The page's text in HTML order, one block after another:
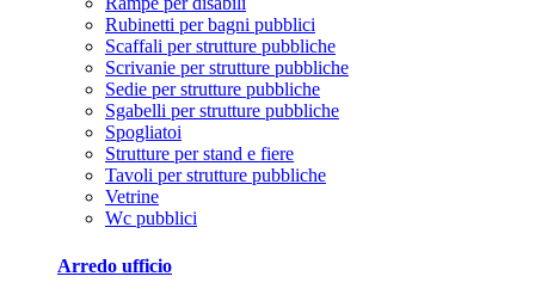
Rubinetti per bagni pubblici
Scaffali per strutture pubbliche
Scrivanie per strutture pubbliche
Sedie per strutture pubbliche
Sgabelli per strutture pubbliche
Spogliatoi
Strutture per stand e fiere
Tavoli per strutture pubbliche
Vetrine
Wc pubblici
Arredo ufficio